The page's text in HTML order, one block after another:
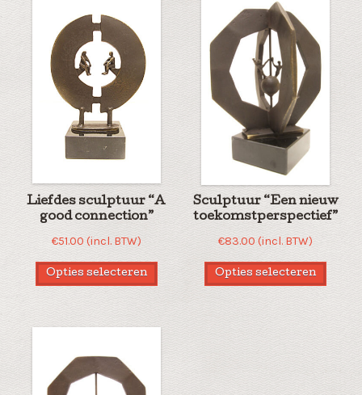
Liefdes sculptuur “A
good connection”
€51.00 (incl. BTW)
Opties selecteren
Sculptuur “Een nieuw
toekomstperspectief”
€83.00 (incl. BTW)
Opties selecteren